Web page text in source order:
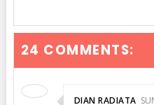
24 COMMENTS:
DIAN RADIATA